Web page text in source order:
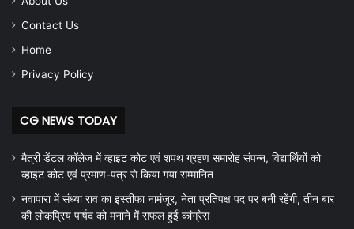
Contact Us
Home
Privacy Policy
CG NEWS TODAY
मैत्री डेंटल कॉलेज में व्हाइट कोट एवं शपथ ग्रहण समारोह संपन्न, विद्यार्थियों को
व्हाइट कोट एवं प्रमाण-पत्र से किया गया सम्मानित
नवापारा में संध्या राव का इस्तीफा नामंजूर, नेता प्रतिपक्ष पद पर बनी रहेंगी, तीन बार
की लोकप्रिय पार्षद को मनाने में सफल हुई कांग्रेस